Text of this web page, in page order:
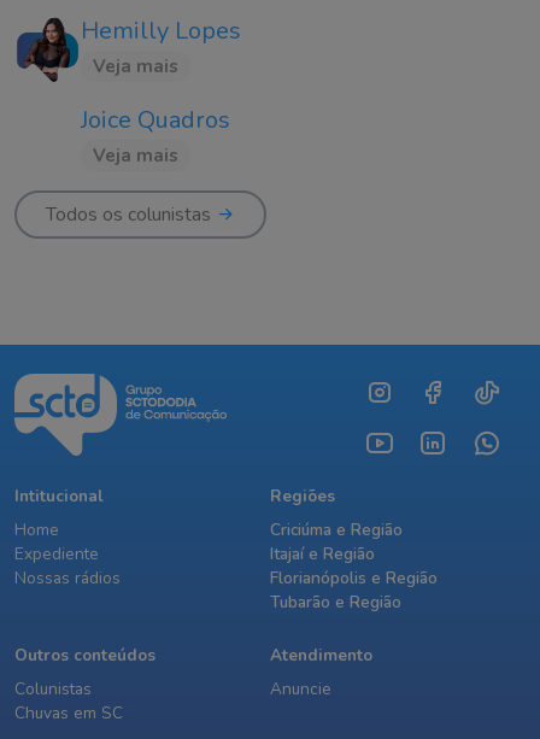
Hemilly Lopes
Veja mais
Joice Quadros
Veja mais
Todos os colunistas
Intitucional
Home
Expediente
Nossas rádios
Regiões
Criciúma e Região
Itajaí e Região
Florianópolis e Região
Tubarão e Região
Outros conteúdos
Colunistas
Chuvas em SC
Atendimento
Anuncie